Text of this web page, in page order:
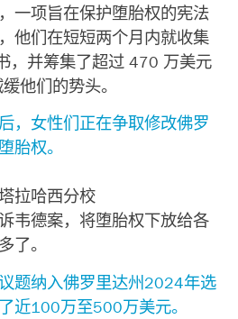
一项旨在保护堕胎权的宪法
他们在短短两个月内就收集
，并筹集了超过 470 万美元
他们的势头。
，女性们正在争取修改佛罗
胎权。
拉哈西分校
韦德案，将堕胎权下放给各
了。
题纳入佛罗里达州2024年选
近100万至500万美元。